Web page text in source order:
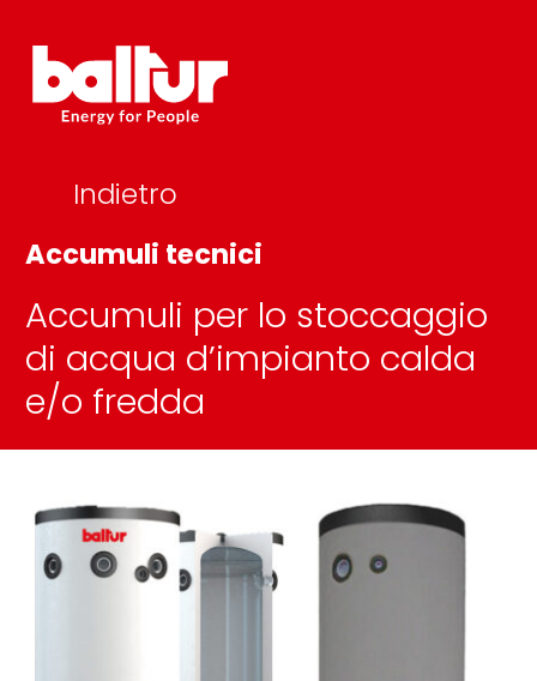
contenuto
Indietro
Accumuli tecnici
Accumuli per lo stoccaggio
di acqua d’impianto calda
e/o fredda